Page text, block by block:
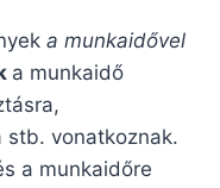
a munkaidővel
a munkaidő
stb. vonatkoznak.
a munkaidőre